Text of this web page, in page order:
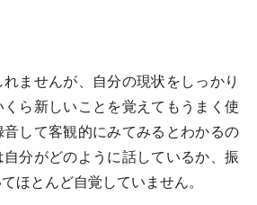
ませんが、自分の現状をしっかり
ら新しいことを覚えてもうまく使
音して客観的にみてみるとわかるの
分がどのように話しているか、振
ほとんど自覚していません。